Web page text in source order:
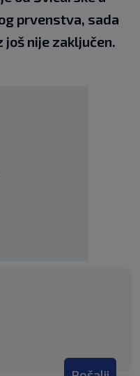
prvenstva, sada
nije zaključen.